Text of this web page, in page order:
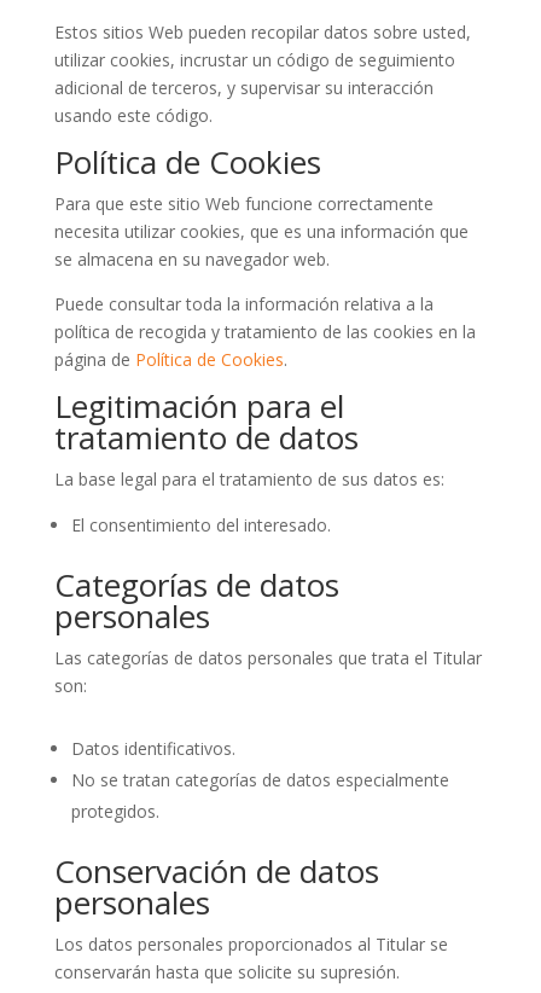
Estos sitios Web pueden recopilar datos sobre usted,
utilizar cookies, incrustar un código de seguimiento
adicional de terceros, y supervisar su interacción
usando este código.
Política de Cookies
Para que este sitio Web funcione correctamente
necesita utilizar cookies, que es una información que
se almacena en su navegador web.
Puede consultar toda la información relativa a la
política de recogida y tratamiento de las cookies en la
página de Política de Cookies.
Legitimación para el
tratamiento de datos
La base legal para el tratamiento de sus datos es:
El consentimiento del interesado.
Categorías de datos
personales
Las categorías de datos personales que trata el Titular
son:
Datos identificativos.
No se tratan categorías de datos especialmente
protegidos.
Conservación de datos
personales
Los datos personales proporcionados al Titular se
conservarán hasta que solicite su supresión.